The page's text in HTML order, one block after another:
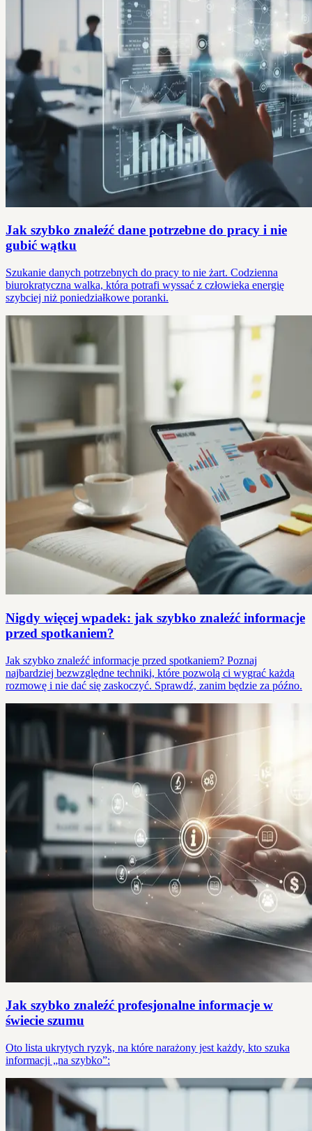
Jak szybko znaleźć dane potrzebne do pracy i nie
gubić wątku
Szukanie danych potrzebnych do pracy to nie żart. Codzienna
biurokratyczna walka, która potrafi wyssać z człowieka energię
szybciej niż poniedziałkowe poranki.
Nigdy więcej wpadek: jak szybko znaleźć informacje
przed spotkaniem?
Jak szybko znaleźć informacje przed spotkaniem? Poznaj
najbardziej bezwzględne techniki, które pozwolą ci wygrać każdą
rozmowę i nie dać się zaskoczyć. Sprawdź, zanim będzie za późno.
Jak szybko znaleźć profesjonalne informacje w
świecie szumu
Oto lista ukrytych ryzyk, na które narażony jest każdy, kto szuka
informacji „na szybko”: